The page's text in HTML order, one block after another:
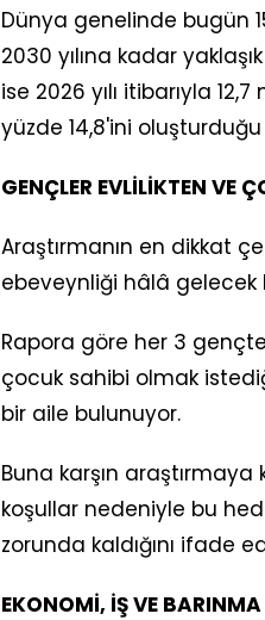
Dünya genelinde bugün
2030 yılına kadar
ise 2026 yılı itibarıyla
yüzde 14,8'ini
GENÇLER EVLİLİKTEN VE
Araştırmanın en dikkat
ebeveynliği hâlâ gelecek
Rapora göre her 3
çocuk sahibi olmak
bir aile bulunuyor.
Buna karşın
koşullar nedeniyle bu
zorunda kaldığını ifade
EKONOMİ, İŞ VE BARINMA